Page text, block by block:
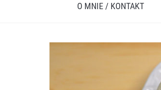
O MNIE / KONTAKT